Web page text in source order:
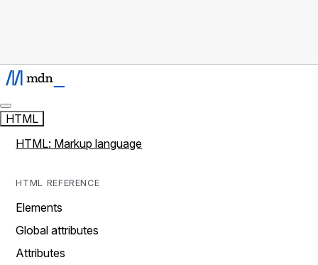
HTML
HTML: Markup language
HTML REFERENCE
Elements
Global attributes
Attributes